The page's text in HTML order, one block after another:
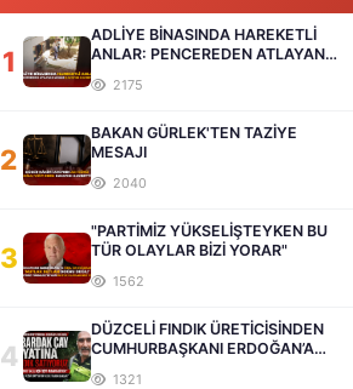
1
ADLİYE BİNASINDA HAREKETLİ
ANLAR: PENCEREDEN ATLAYAN
2175
2
BAKAN GÜRLEK'TEN TAZİYE
MESAJI
2040
3
"PARTİMİZ YÜKSELİŞTEYKEN BU
TÜR OLAYLAR BİZİ YORAR"
1562
4
DÜZCELİ FINDIK ÜRETİCİSİNDEN
CUMHURBAŞKANI ERDOĞAN’A
1321